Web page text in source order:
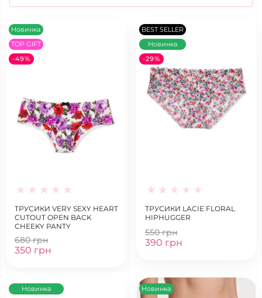
Новинка
TOP GIFT
-49%
ТРУСИКИ VERY SEXY HEART
CUTOUT OPEN BACK
CHEEKY PANTY
680 грн
350 грн
BEST SELLER
Новинка
-29%
ТРУСИКИ LACIE FLORAL
HIPHUGGER
550 грн
390 грн
Новинка
Новинка